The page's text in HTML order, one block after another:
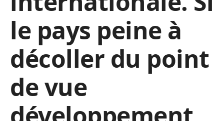
le pays peine à
décoller du point
de vue